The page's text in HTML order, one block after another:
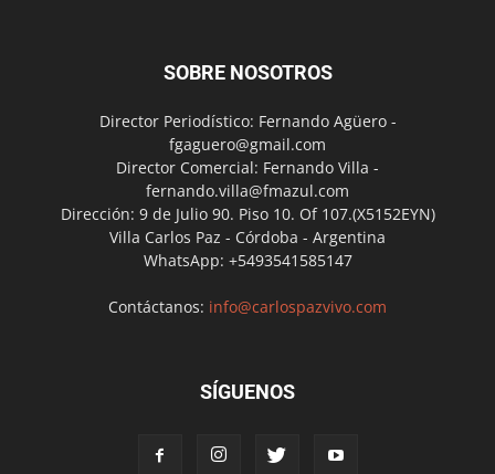
SOBRE NOSOTROS
Director Periodístico: Fernando Agüero -
fgaguero@gmail.com
Director Comercial: Fernando Villa -
fernando.villa@fmazul.com
Dirección: 9 de Julio 90. Piso 10. Of 107.(X5152EYN)
Villa Carlos Paz - Córdoba - Argentina
WhatsApp: +5493541585147
Contáctanos: info@carlospazvivo.com
SÍGUENOS